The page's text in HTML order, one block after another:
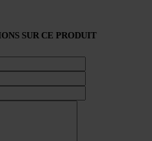
SUR CE PRODUIT